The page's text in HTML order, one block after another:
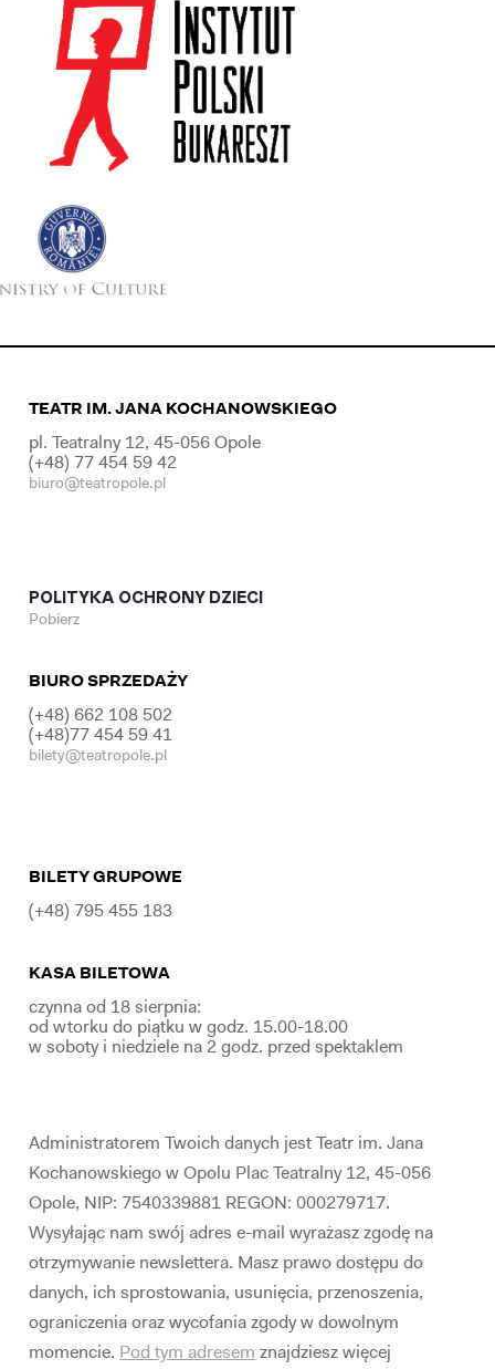
TEATR IM. JANA KOCHANOWSKIEGO
pl. Teatralny 12, 45-056 Opole
(+48) 77 454 59 42
biuro@teatropole.pl
POLITYKA OCHRONY DZIECI
Pobierz
BIURO SPRZEDAŻY
(+48) 662 108 502
(+48)77 454 59 41
bilety@teatropole.pl
BILETY GRUPOWE
(+48) 795 455 183
KASA BILETOWA
czynna od 18 sierpnia:
od wtorku do piątku w godz. 15.00-18.00
w soboty i niedziele na 2 godz. przed spektaklem
Administratorem Twoich danych jest Teatr im. Jana
Kochanowskiego w Opolu Plac Teatralny 12, 45-056
Opole, NIP: 7540339881 REGON: 000279717.
Wysyłając nam swój adres e-mail wyrażasz zgodę na
otrzymywanie newslettera. Masz prawo dostępu do
danych, ich sprostowania, usunięcia, przenoszenia,
ograniczenia oraz wycofania zgody w dowolnym
momencie. Pod tym adresem znajdziesz więcej